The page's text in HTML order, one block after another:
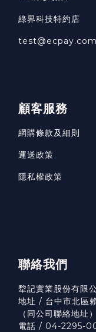
綠界科技特約店
顧客服務
網購條款及細則
運送政策
隱私權政策
聯絡我們
犂記實業股份有限
地址 / 台中市北區
（ 同公司聯絡地址）
電話 / 04-2295-